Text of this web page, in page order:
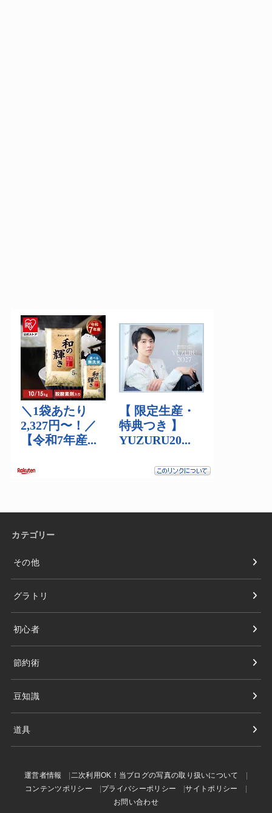
カテゴリー
その他
グラトリ
初心者
節約術
豆知識
道具
運営者情報
二次利用OK！当ブログの写真の取り扱いについて
コンテンツポリシー
プライバシーポリシー
サイトポリシー
お問い合わせ